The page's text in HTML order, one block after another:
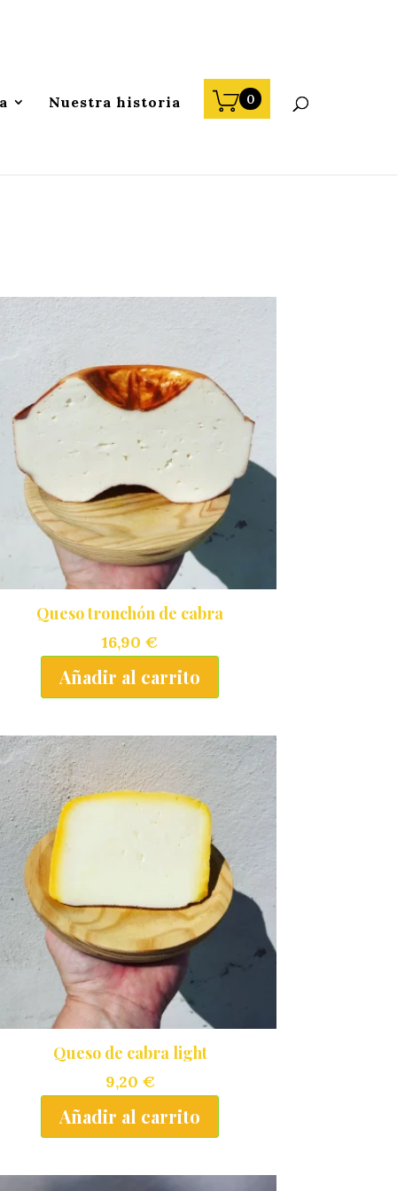
Nuestra historia 0
Queso tronchón de cabra
16,90€
Añadir al carrito
Queso de cabra light
9,20 €
Añadir al carrito